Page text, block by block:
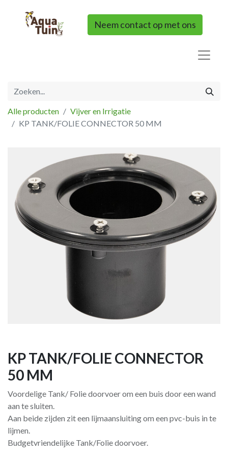
Neem contact op met ons
Alle producten
Vijver en Irrigatie
KP TANK/FOLIE CONNECTOR 50 MM
KP TANK/FOLIE CONNECTOR
50 MM
Voordelige Tank/ Folie doorvoer om een ​​buis door een wand
aan te sluiten.
Aan beide zijden zit een lijmaansluiting om een ​​pvc-buis in te
lijmen.
Budgetvriendelijke Tank/Folie doorvoer.